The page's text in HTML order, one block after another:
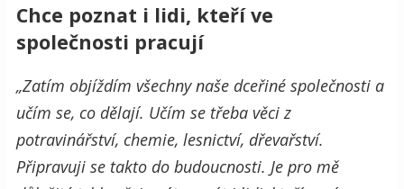
Chce poznat i lidi, kteří ve
společnosti pracují
„Zatím objíždím všechny naše dceřiné společnosti a
učím se, co dělají. Učím se třeba věci z
potravinářství, chemie, lesnictví, dřevařství.
Připravuji se takto do budoucnosti. Je pro mě